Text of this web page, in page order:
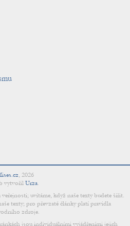
, 2026
vytvořil Urza.
uvítáme, když naše texty budete šířit.
texty; pro převzaté články platí pravidla
zdroje.
jsou individuálními vyjádřeními jejich